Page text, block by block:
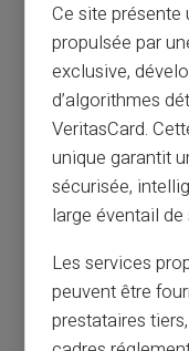
Paiement de
prestations
Article précédent
Les
Ce site
propulsée par
exclusive,
d’algorithmes
VeritasCard.
unique garantit
sécurisée,
large éventail de
Les services
peuvent être
prestataires